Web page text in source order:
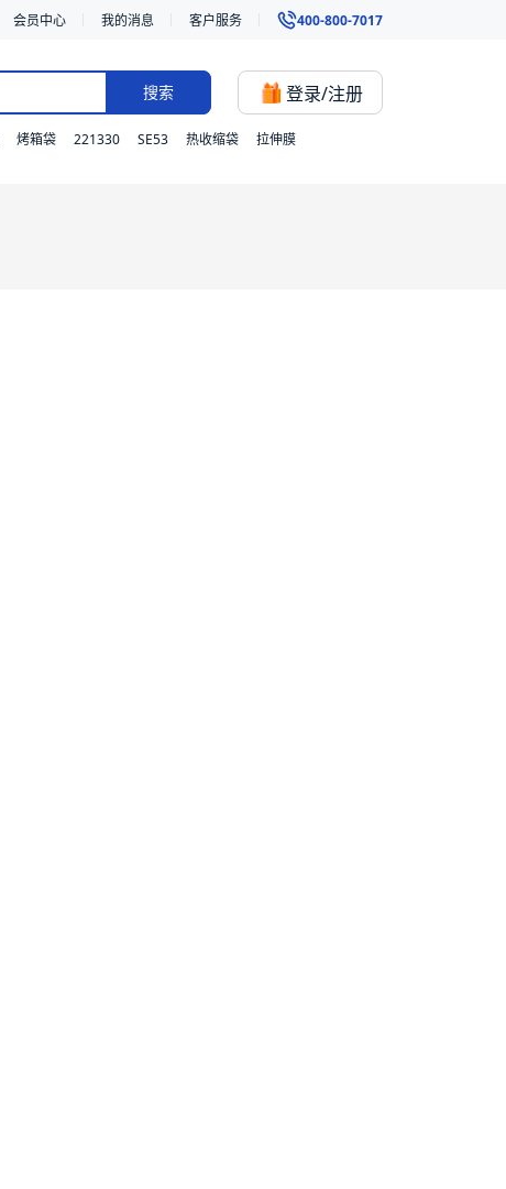
会员中心 我的消息 客户服务 400-800-7017
搜索 登录/注册
烤箱袋 221330 SE53 热收缩袋 拉伸膜